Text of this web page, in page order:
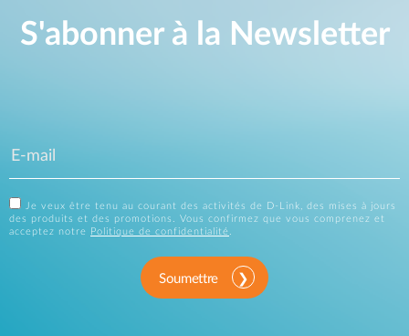
S'abonner à la Newsletter
Je veux être tenu au courant des activités de D-Link, des mises à jours
des produits et des promotions. Vous confirmez que vous comprenez et
acceptez notre
Politique de confidentialité.
Soumettre